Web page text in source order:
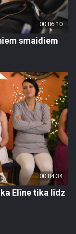
00:06:10
smaidiem
00:04:34
Elīne tika līdz